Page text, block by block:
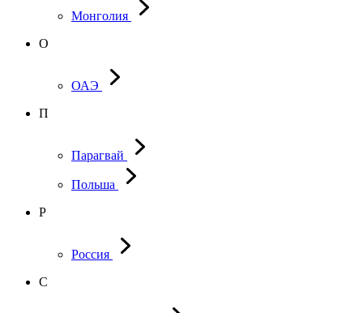
Монголия
О
ОАЭ
П
Парагвай
Польша
Р
Россия
С